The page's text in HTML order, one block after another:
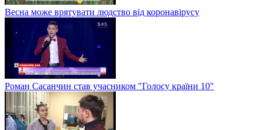
Весна може врятувати людство від коронавірусу
Роман Сасанчин став учасником "Голосу країни 10"